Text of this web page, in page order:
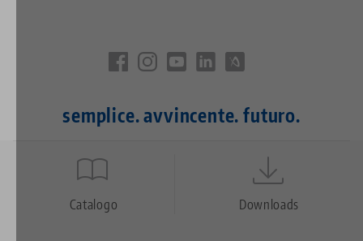
semplice. avvincente. futuro.
Quicklinks
FooterCatalogo Downloads